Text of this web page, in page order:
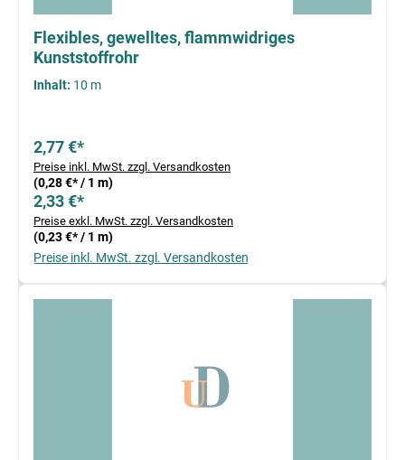
Flexibles, gewelltes, flammwidriges
Kunststoffrohr
Inhalt: 10 m
2,77 €*
Preise inkl. MwSt. zzgl. Versandkosten
(0,28 €* / 1 m)
2,33 €*
Preise exkl. MwSt. zzgl. Versandkosten
(0,23 €* / 1 m)
Preise inkl. MwSt. zzgl. Versandkosten